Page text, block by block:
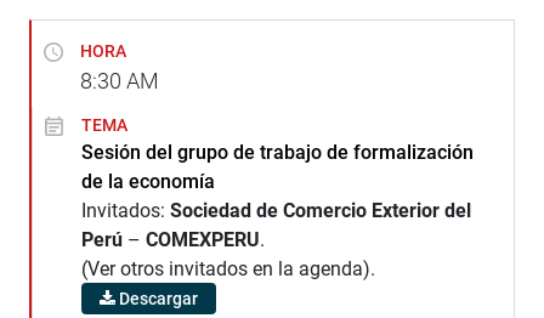
HORA
8:30 AM
TEMA
Sesión del grupo de trabajo de formalización
de la economía
Invitados: Sociedad de Comercio Exterior del
Perú – COMEXPERU.
(Ver otros invitados en la agenda).
Descargar